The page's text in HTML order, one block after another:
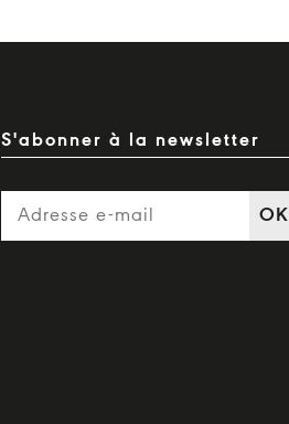
S'abonner à la newsletter
OK